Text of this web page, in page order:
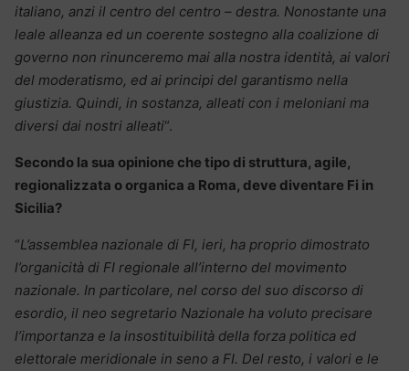
italiano, anzi il centro del centro – destra. Nonostante una
leale alleanza ed un coerente sostegno alla coalizione di
governo non rinunceremo mai alla nostra identità, ai valori
del moderatismo, ed ai principi del garantismo nella
giustizia. Quindi, in sostanza, alleati con i meloniani ma
diversi dai nostri alleati“.
Secondo la sua opinione che tipo di struttura, agile,
regionalizzata o organica a Roma, deve diventare Fi in
Sicilia?
“L’assemblea nazionale di FI, ieri, ha proprio dimostrato
l’organicità di FI regionale all’interno del movimento
nazionale. In particolare, nel corso del suo discorso di
esordio, il neo segretario Nazionale ha voluto precisare
l’importanza e la insostituibilità della forza politica ed
elettorale meridionale in seno a FI. Del resto, i valori e le